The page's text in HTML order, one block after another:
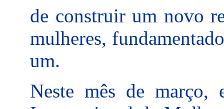
de construir um novo
mulheres,
um.
Neste mês de março,